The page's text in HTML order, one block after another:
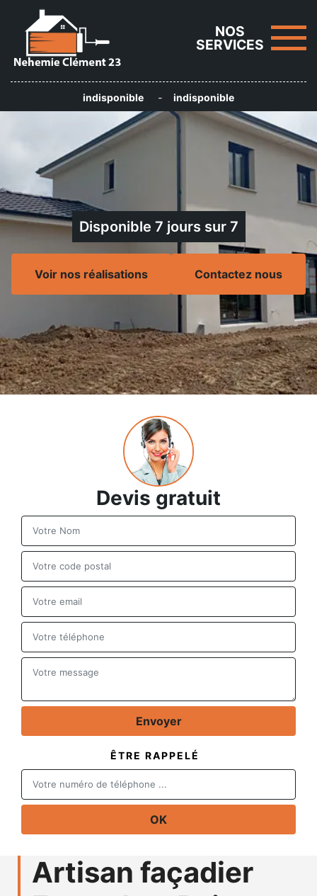
NOS
SERVICES
indisponible - indisponible
Disponible 7 jours sur 7
Voir nos réalisations Contactez nous
Devis gratuit
ÊTRE RAPPELÉ
Artisan façadier